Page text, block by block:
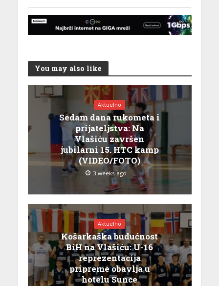
You may also like
Aktuelno
Sedam dana rukometa i
prijateljstva: Na
Vlašiću završen
jubilarni 15. HTC kamp
(VIDEO/FOTO)
3 weeks ago
Aktuelno
Košarkaška budućnost
BiH na Vlašiću: U-16
reprezentacija
pripreme obavlja u
hotelu Sunce